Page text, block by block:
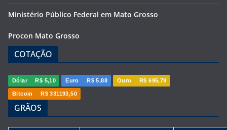
Ministério Público Federal em Mato Grosso
Procon Mato Grosso
COTAÇÃO
Dólar R$ 5,10 Euro R$ 5,88 Ouro R$ 695,79
Bitcoin R$ 331193,50
GRÃOS